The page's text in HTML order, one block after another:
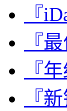
『
『
『
『